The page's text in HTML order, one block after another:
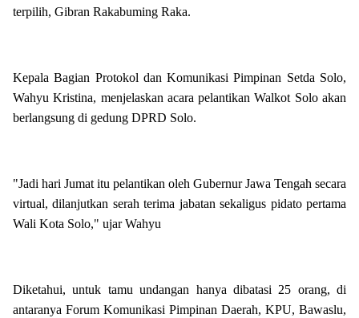
terpilih, Gibran Rakabuming Raka.
Kepala Bagian Protokol dan Komunikasi Pimpinan Setda Solo,
Wahyu Kristina, menjelaskan acara pelantikan Walkot Solo akan
berlangsung di gedung DPRD Solo.
"Jadi hari Jumat itu pelantikan oleh Gubernur Jawa Tengah secara
virtual, dilanjutkan serah terima jabatan sekaligus pidato pertama
Wali Kota Solo," ujar Wahyu
Diketahui, untuk tamu undangan hanya dibatasi 25 orang, di
antaranya Forum Komunikasi Pimpinan Daerah, KPU, Bawaslu,